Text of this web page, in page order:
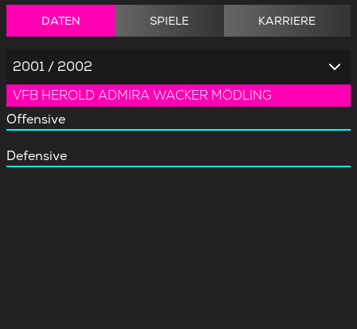
DATEN SPIELE KARRIERE
2001 / 2002
VFB HEROLD ADMIRA WACKER MÖDLING
Offensive
Defensive